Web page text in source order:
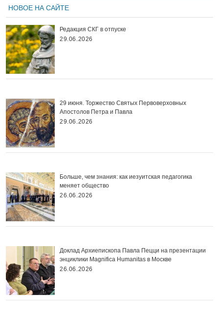
НОВОЕ НА САЙТЕ
Редакция СКГ в отпуске
29.06.2026
29 июня. Торжество Святых Первоверховных
Апостолов Петра и Павла
29.06.2026
Больше, чем знания: как иезуитская педагогика
меняет общество
26.06.2026
Доклад Архиепископа Павла Пецци на презентации
энциклики Magnifica Нumanitas в Москве
26.06.2026